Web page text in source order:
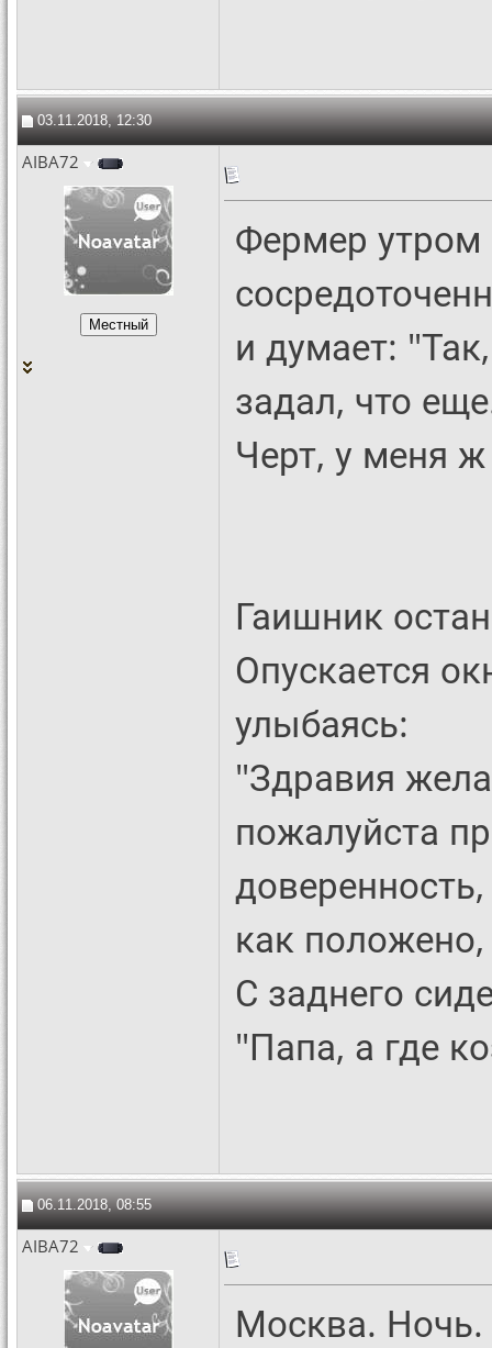
03.11.2018, 12:30
AIBA72
Фермер
и думает:
задал, что
Черт, у меня
Гаишник
Опускается
улыбаясь:
"Здравия
пожалуйста
как
С заднего
"Папа, а где
06.11.2018, 08:55
AIBA72
Москва. Ночь.